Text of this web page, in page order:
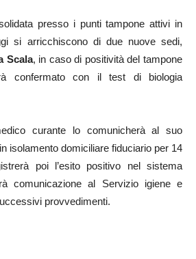
presso i punti tampone attivi in
si arricchiscono di due nuove sedi,
Scala, in caso di positività del tampone
confermato con il test di biologia
curante lo comunicherà al suo
isolamento domiciliare fiduciario per 14
poi l’esito positivo nel sistema
comunicazione al Servizio igiene e
provvedimenti.